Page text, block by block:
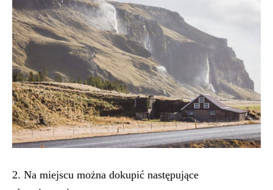
2. Na miejscu można dokupić następujące